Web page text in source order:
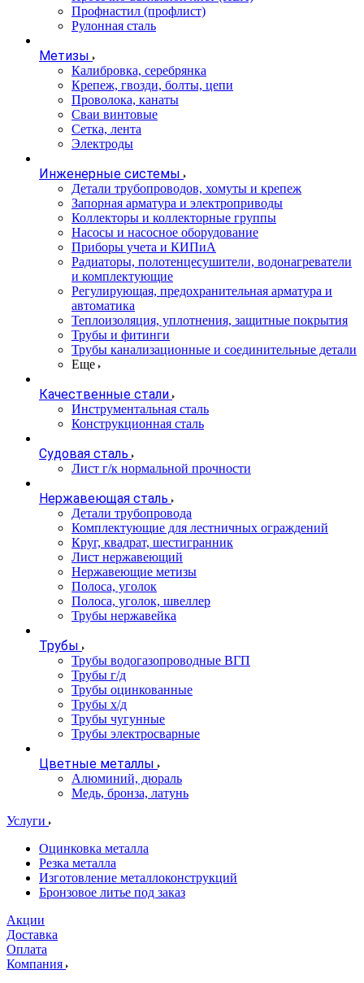
Профнастил (профлист)
Рулонная сталь
Метизы
Калибровка, серебрянка
Крепеж, гвозди, болты, цепи
Проволока, канаты
Сваи винтовые
Сетка, лента
Электроды
Инженерные системы
Детали трубопроводов, хомуты и крепеж
Запорная арматура и электроприводы
Коллекторы и коллекторные группы
Насосы и насосное оборудование
Приборы учета и КИПиА
Радиаторы, полотенцесушители, водонагреватели
и комплектующие
Регулирующая, предохранительная арматура и
автоматика
Теплоизоляция, уплотнения, защитные покрытия
Трубы и фитинги
Трубы канализационные и соединительные детали
Еще
Качественные стали
Инструментальная сталь
Конструкционная сталь
Судовая сталь
Лист г/к нормальной прочности
Нержавеющая сталь
Детали трубопровода
Комплектующие для лестничных ограждений
Круг, квадрат, шестигранник
Лист нержавеющий
Нержавеющие метизы
Полоса, уголок
Полоса, уголок, швеллер
Трубы нержавейка
Трубы
Трубы водогазопроводные ВГП
Трубы г/д
Трубы оцинкованные
Трубы х/д
Трубы чугунные
Трубы электросварные
Цветные металлы
Алюминий, дюраль
Медь, бронза, латунь
Услуги
Оцинковка металла
Резка металла
Изготовление металлоконструкций
Бронзовое литье под заказ
Акции
Доставка
Оплата
Компания